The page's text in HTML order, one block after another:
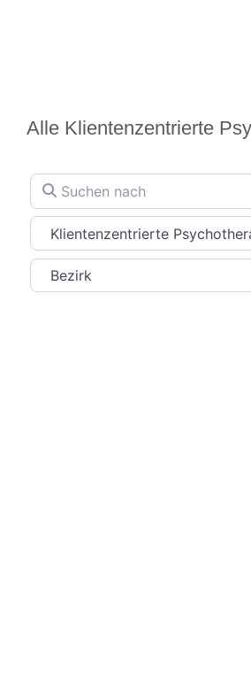
Alle Klientenzentrierte
Suchen nach
Therapierichtung